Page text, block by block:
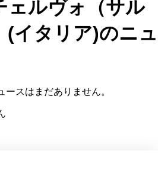
ェルヴォ（サル
(イタリア)のニュ
スはまだありません。